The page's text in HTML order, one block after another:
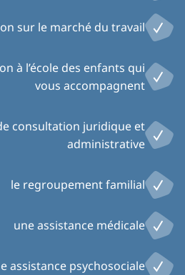
sur le marché du travail
à l’école des enfants qui
vous accompagnent
consultation juridique et
administrative
le regroupement familial
une assistance médicale
assistance psychosociale